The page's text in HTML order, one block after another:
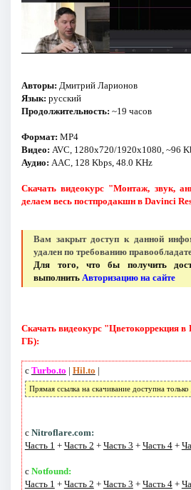
Авторы: Дмитрий Ларионов
Язык: русский
Продолжительность: ~19 часов
Формат: MP4
Видео: AVC, 1280x720/1920x1080, ~96
Аудио: AAC, 128 Kbps, 48.0 KHz
Скачать видеокурс "Монтаж, звук,
делаем весь постпродакшн в Davinci
Вам закрыт доступ к данной
удален по требованию
Для того, что бы получить
выполнитьАвторизацию на сайте
Скачать видеокурс "Цветокоррекция в
ГБ):
с Turbo.to | Hil.to |
Прямая ссылка на скачивание доступна
с Nitroflare.com:
Часть 1 + Часть 2 + Часть 3 + Часть 4+
с Notfound:
Часть 1 + Часть 2 + Часть 3 + Часть 4+